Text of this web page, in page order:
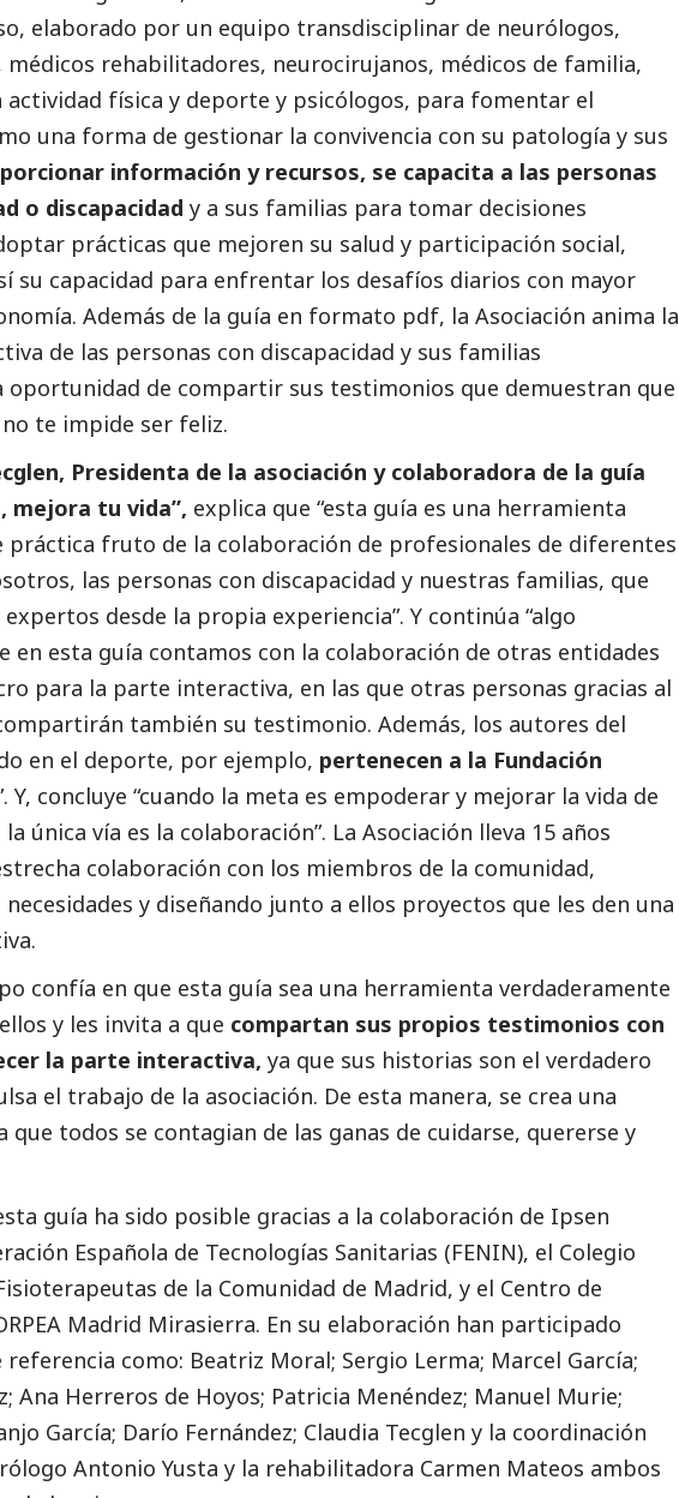
elaborado por un equipo transdisciplinar de neurólogos,
rehabilitadores, neurocirujanos, médicos de familia,
actividad física y deporte y psicólogos, para fomentar el
una forma de gestionar la convivencia con su patología y sus
información y recursos, se capacita a las personas
o discapacidad y a sus familias para tomar decisiones
prácticas que mejoren su salud y participación social,
su capacidad para enfrentar los desafíos diarios con mayor
Además de la guía en formato pdf, la Asociación anima la
de las personas con discapacidad y sus familias
oportunidad de compartir sus testimonios que demuestran que
te impide ser feliz.
Presidenta de la asociación y colaboradora de la guía
mejora tu vida”, explica que “esta guía es una herramienta
práctica fruto de la colaboración de profesionales de diferentes
las personas con discapacidad y nuestras familias, que
desde la propia experiencia”. Y continúa “algo
en esta guía contamos con la colaboración de otras entidades
para la parte interactiva, en las que otras personas gracias al
también su testimonio. Además, los autores del
en el deporte, por ejemplo, pertenecen a la Fundación
Y, concluye “cuando la meta es empoderar y mejorar la vida de
única vía es la colaboración”. La Asociación lleva 15 años
colaboración con los miembros de la comunidad,
necesidades y diseñando junto a ellos proyectos que les den una
confía en que esta guía sea una herramienta verdaderamente
y les invita a que compartan sus propios testimonios con
la parte interactiva, ya que sus historias son el verdadero
el trabajo de la asociación. De esta manera, se crea una
que todos se contagian de las ganas de cuidarse, quererse y
guía ha sido posible gracias a la colaboración de Ipsen
Española de Tecnologías Sanitarias (FENIN), el Colegio
de la Comunidad de Madrid, y el Centro de
Madrid Mirasierra. En su elaboración han participado
referencia como: Beatriz Moral; Sergio Lerma; Marcel García;
Ana Herreros de Hoyos; Patricia Menéndez; Manuel Murie;
García; Darío Fernández; Claudia Tecglen y la coordinación
Antonio Yusta y la rehabilitadora Carmen Mateos ambos